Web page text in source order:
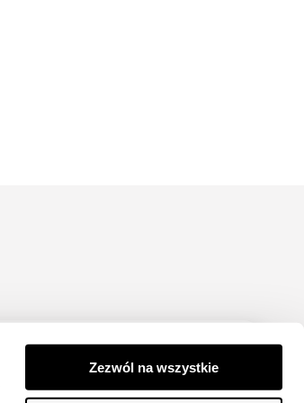
Zezwól na wszystkie
z całego okresu